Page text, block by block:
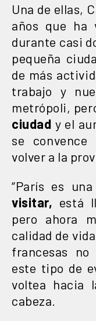
Una de ellas,
años que ha
durante casi
pequeña
de más
trabajo y
metrópoli,
ciudad y el
se
volver a la
“París es
visitar, está
pero ahora
calidad de
francesas
este tipo de
voltea hacia
cabeza.